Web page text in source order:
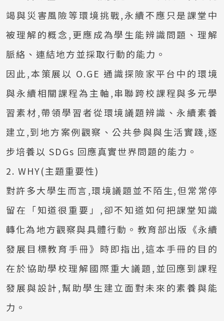
竭與災害風險等環境挑戰,永續不應只是課堂中
被理解的概念,更應成為學生能辨識問題、理解
脈絡、連結地方並採取行動的能力。
因此,本策展以 O.GE 通識探險家平台中的環境
與永續相關課程為主軸,串聯跨校課程與多元學
習素材,帶領學習者從環境議題辨識、永續素養
建立,到地方案例觀察、公共參與與生活實踐,逐
步培養以 SDGs 回應真實世界問題的能力。
2. WHY(主題重要性)
對許多大學生而言,環境議題並不陌生,但常常停
留在「知道很重要」,卻不知道如何把課堂知識
轉化為地方觀察與具體行動。教育部出版《永續
發展目標教育手冊》時即指出,這本手冊的目的
在於協助學校理解國際重大議題,並回應到課程
發展與設計,幫助學生建立面對未來的素養與能
力。